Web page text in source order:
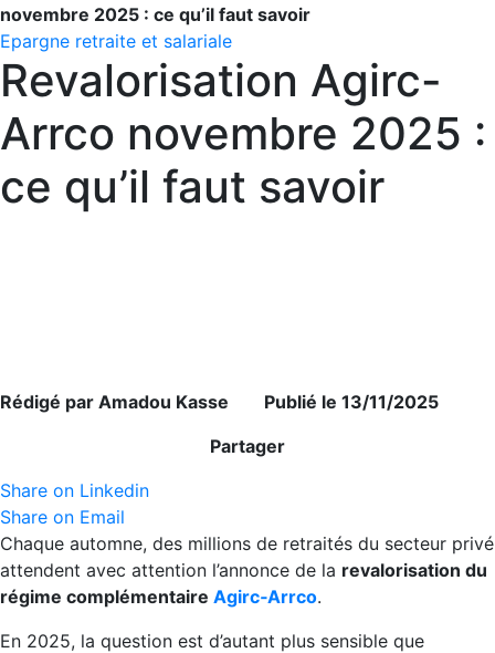
novembre 2025 : ce qu’il faut savoir
Epargne retraite et salariale
Revalorisation Agirc-
Arrco novembre 2025 :
ce qu’il faut savoir
Rédigé par Amadou Kasse Publié le 13/11/2025
Partager
Share on Linkedin
Share on Email
Chaque automne, des millions de retraités du secteur privé
attendent avec attention l’annonce de la revalorisation du
régime complémentaire Agirc‑Arrco.
En 2025, la question est d’autant plus sensible que